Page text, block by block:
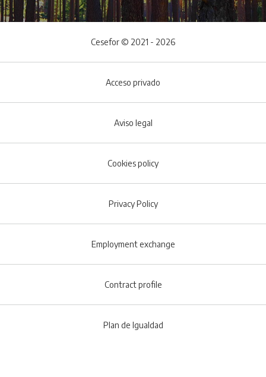
Cesefor © 2021 - 2026
Acceso privado
Aviso legal
Cookies policy
Privacy Policy
Employment exchange
Contract profile
Plan de Igualdad